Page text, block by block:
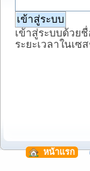
เข้าสู่ระบบด้วย
ระยะเวลาในเซ
หน้าแรก